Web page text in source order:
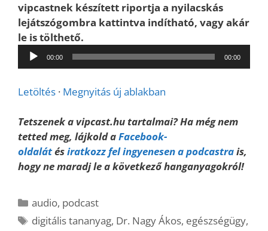
vipcastnek készített riportja a nyilacskás
lejátszógombra kattintva indítható, vagy akár
le is tölthető.
Audió
lejátszó
00:00 00:00
Letöltés · Megnyitás új ablakban
Tetszenek a vipcast.hu tartalmai? Ha még nem
tetted meg, lájkold aFacebook-
oldalátésiratkozz fel ingyenesen a podcastrais,
hogy ne maradj le a következő hanganyagokról!
Kategória
audio, podcast
Címkék
digitális tananyag, Dr. Nagy Ákos, egészségügy,